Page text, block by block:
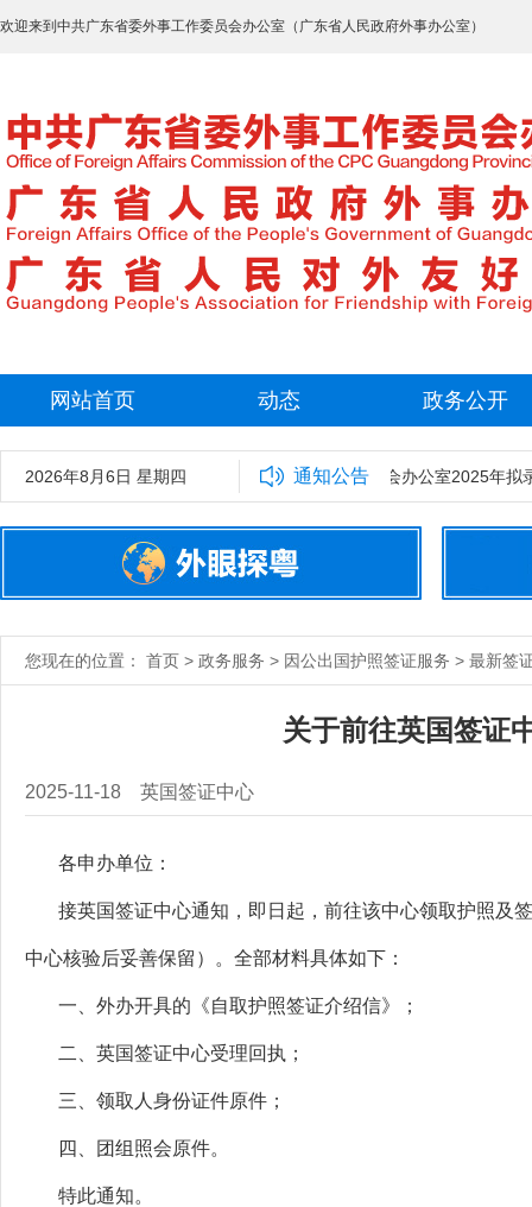
欢迎来到中共广东省委外事工作委员会办公室（广东省人民政府外事办公室）
网站首页 动态 政务公开
2026年8月6日 星期四 通知公告
中共广东省委外事工作委员会办公室2025年拟
您现在的位置： 首页 > 政务服务 > 因公出国护照签证服务 > 最新签
关于前往英国签证
2025-11-18 英国签证中心
各申办单位：
接英国签证中心通知，即日起，前往该中心领取护照及
中心核验后妥善保留）。全部材料具体如下：
一、外办开具的《自取护照签证介绍信》；
二、英国签证中心受理回执；
三、领取人身份证件原件；
四、团组照会原件。
特此通知。